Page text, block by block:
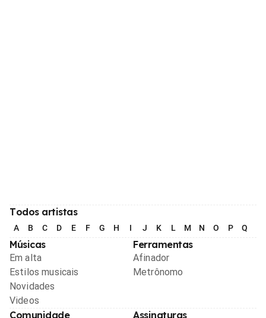
Todos artistas
A B C D E F G H I J K L M N O P Q
Músicas
Em alta
Estilos musicais
Novidades
Videos
Ferramentas
Afinador
Metrônomo
Comunidade Assinaturas